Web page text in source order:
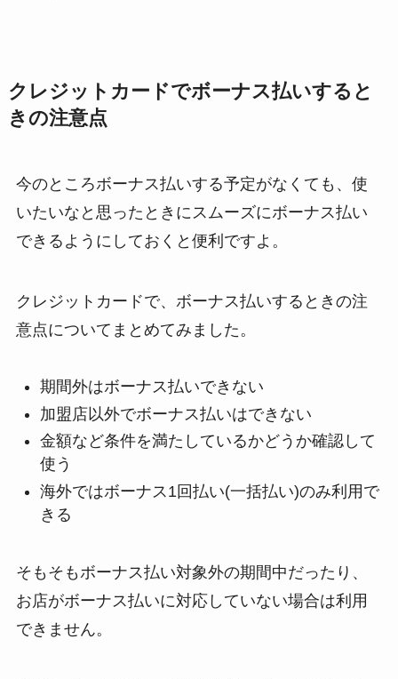
クレジットカードでボーナス払いすると
きの注意点
今のところボーナス払いする予定がなくても、使
いたいなと思ったときにスムーズにボーナス払い
できるようにしておくと便利ですよ。
クレジットカードで、ボーナス払いするときの注
意点についてまとめてみました。
期間外はボーナス払いできない
加盟店以外でボーナス払いはできない
金額など条件を満たしているかどうか確認して
使う
海外ではボーナス1回払い(一括払い)のみ利用で
きる
そもそもボーナス払い対象外の期間中だったり、
お店がボーナス払いに対応していない場合は利用
できません。